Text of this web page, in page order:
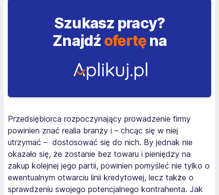
Szukasz pracy?
Znajdź ofertęna
Przedsiębiorca rozpoczynający prowadzenie firmy
powinien znać realia branży i – chcąc się w niej
utrzymać – dostosować się do nich. By jednak nie
okazało się, że zostanie bez towaru i pieniędzy na
zakup kolejnej jego partii, powinien pomyśleć nie tylko o
ewentualnym otwarciu linii kredytowej, lecz także o
sprawdzeniu swojego potencjalnego kontrahenta. Jak